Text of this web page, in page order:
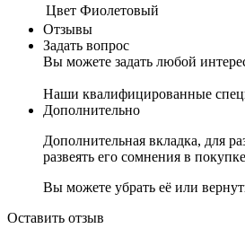
Цвет Фиолетовый
Отзывы
Задать вопрос
Вы можете задать любой
Наши квалифицированные
Дополнительно
Дополнительная вкладка, для
развеять его сомнения в
Вы можете убрать её или
Оставить отзыв